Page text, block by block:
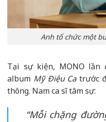
Anh tổ chức một
Tại sự kiện, MONO
album Mỹ Điệu Catrước
thông. Nam ca sĩ tâm sự:
“Mỗi chặng